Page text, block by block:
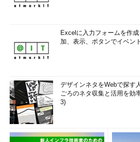
Excelに入力フォームを作
加、表示、ボタンでイベン
デザインネタをWebで探す
ごろのネタ収集と活用を効
3)